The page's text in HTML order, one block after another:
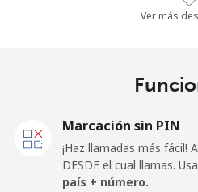
Celular
American Samoa
Ver más
Marcación sin PIN
¡Haz llamadas más fácil!
DESDE el cual llamas.
país + número.